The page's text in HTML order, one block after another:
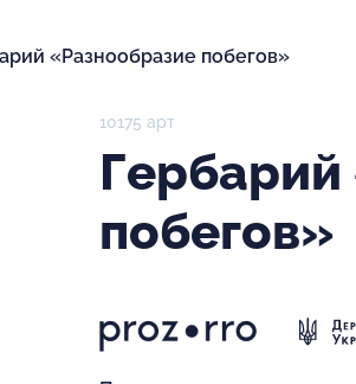
«Разнообразие побегов»
10175 арт
побегов»